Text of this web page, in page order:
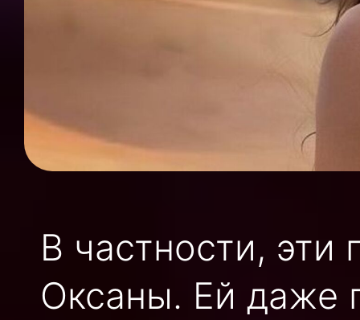
В частности, эти
Оксаны. Ей даже